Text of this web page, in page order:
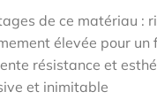
de ce matériau :
élevée pour un
résistance et
et inimitable